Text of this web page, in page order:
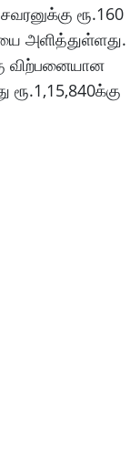
ரூ.160
அளித்துள்ளது.
விற்பனையான
ரூ.1,15,840க்கு